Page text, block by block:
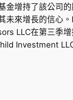
金增持了該公司
未來增長的信心
LLC在第三季增
Investment